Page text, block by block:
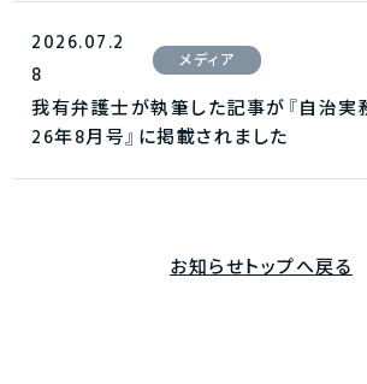
2026.07.2
8
メディア
我有弁護士が執筆した記事が『自治実
26年8月号』に掲載されました
お知らせトップへ戻る